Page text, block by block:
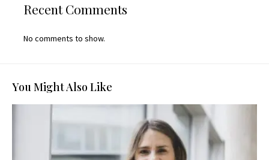
Recent Comments
No comments to show.
You Might Also Like